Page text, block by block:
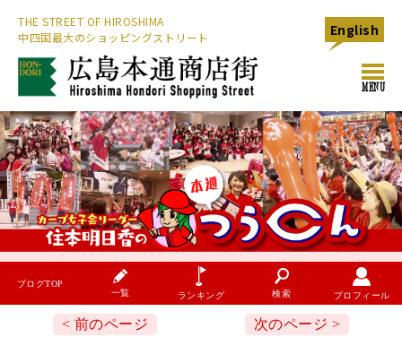
MENU
THE STREET OF HIROSHIMA
中四国最大のショッピングストリート
English
ブログTOP
一覧
ランキング 検索 プロフィール
< 前のページ 次のページ >